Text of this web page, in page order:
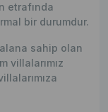
etrafında
bir durumdur.
alana sahip olan
villalarımız